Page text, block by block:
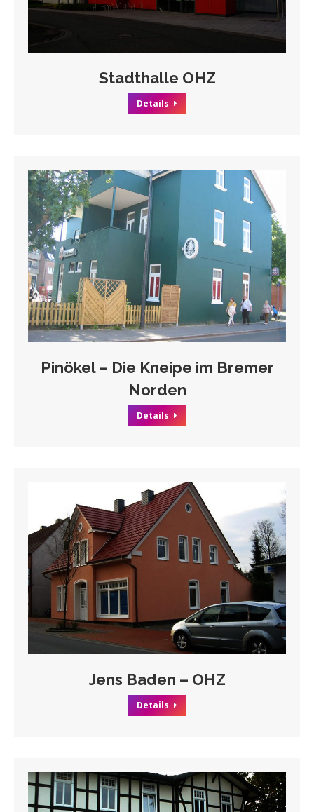
Stadthalle OHZ
Details
Pinökel – Die Kneipe im Bremer
Norden
Details
Jens Baden – OHZ
Details